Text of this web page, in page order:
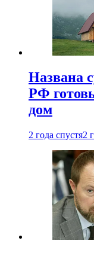
Названа
РФ
дом
2 года спустя2